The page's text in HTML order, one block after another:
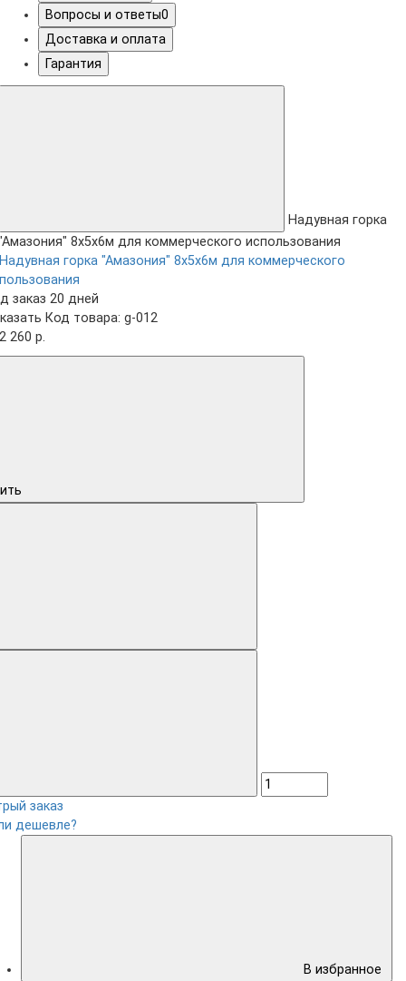
Вопросы и ответы0
Доставка и оплата
Гарантия
Надувная горка
8х5х6м для коммерческого использования
заказ 20 дней
Код товара: g-012
260 р.
заказ
дешевле?
В избранное